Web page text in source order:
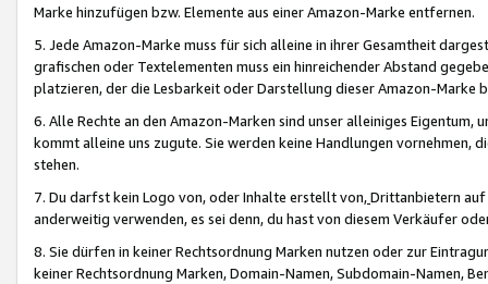
Marke hinzufügen bzw. Elemente aus einer Amazon-Marke entfernen.
5. Jede Amazon-Marke muss für sich alleine in ihrer Gesamtheit
grafischen oder Textelementen muss ein hinreichender Abstand
platzieren, der die Lesbarkeit oder Darstellung dieser Amazon-Marke
6. Alle Rechte an den Amazon-Marken sind unser alleiniges
kommt alleine uns zugute. Sie werden keine Handlungen vornehmen,
stehen.
7. Du darfst kein Logo von, oder Inhalte erstellt von,Drittanbietern auf
anderweitig verwenden, es sei denn, du hast von diesem Verkäufer
8. Sie dürfen in keiner Rechtsordnung Marken nutzen oder zur
keiner Rechtsordnung Marken, Domain-Namen, Subdomain-Namen,